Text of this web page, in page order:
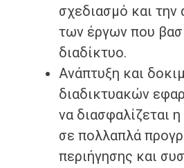
σχεδιασμό και
των έργων που
διαδίκτυο.
Ανάπτυξη και
διαδικτυακών
να διασφαλίζεται
σε πολλαπλά
περιήγησης και